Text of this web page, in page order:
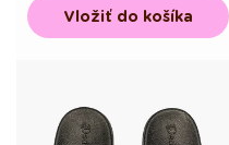
Vložiť do košíka